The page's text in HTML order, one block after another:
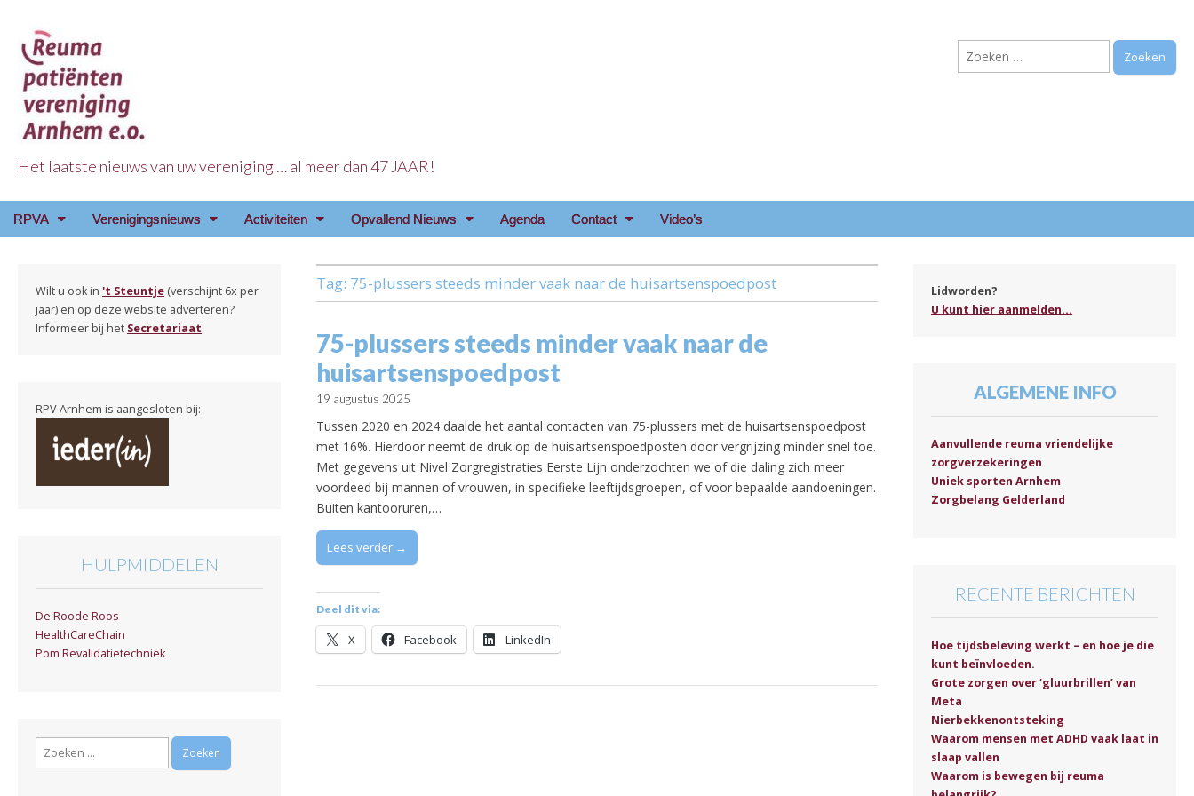
Reuma Patienten Vereniging Arnhem e.o.
Het laatste nieuws van uw vereniging … al meer dan 47 JAAR!
Zoeken
naar:
Main
Skip
RPVA Verenigingsnieuws Activiteiten Opvallend Nieuws Agenda Contact Video’s
Tag: 75-plussers steeds minder vaak naar de huisartsenspoedpost
75-plussers steeds minder vaak naar de
huisartsenspoedpost
19 augustus 2025
Tussen 2020 en 2024 daalde het aantal contacten van 75-plussers met de huisartsenspoedpost
met 16%. Hierdoor neemt de druk op de huisartsenspoedposten door vergrijzing minder snel toe.
Met gegevens uit Nivel Zorgregistraties Eerste Lijn onderzochten we of die daling zich meer
voordeed bij mannen of vrouwen, in specifieke leeftijdsgroepen, of voor bepaalde aandoeningen.
Buiten kantooruren,…
Lees verder →
Deel dit via:
X Facebook LinkedIn
Wilt u ook in 't Steuntje (verschijnt 6x per
jaar) en op deze website adverteren?
Informeer bij het Secretariaat.
RPV Arnhem is aangesloten bij:
HULPMIDDELEN
De Roode Roos
HealthCareChain
Pom Revalidatietechniek
Zoeken
Lidworden?
U kunt hier aanmelden...
ALGEMENE INFO
Aanvullende reuma vriendelijke
zorgverzekeringen
Uniek sporten Arnhem
Zorgbelang Gelderland
RECENTE BERICHTEN
Hoe tijdsbeleving werkt – en hoe je die
kunt beïnvloeden.
Grote zorgen over ‘gluurbrillen’ van
Meta
Nierbekkenontsteking
Waarom mensen met ADHD vaak laat in
slaap vallen
Waarom is bewegen bij reuma